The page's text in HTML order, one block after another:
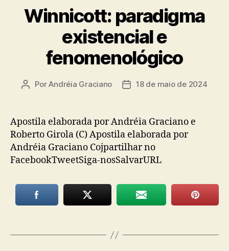
Winnicott: paradigma
existencial e
fenomenológico
Autor
PorAndréia Graciano
Data18 de maio de 2024
Apostila elaborada por Andréia Graciano e
Roberto Girola (C) Apostila elaborada por
Andréia Graciano Cojpartilhar no
FacebookTweetSiga-nosSalvarURL